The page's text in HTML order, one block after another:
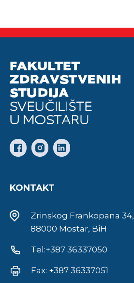
KONTAKT
Zrinskog Frankopana 34,
88000 Mostar, BiH
Tel:+387 36337050
Fax: +387 36337051